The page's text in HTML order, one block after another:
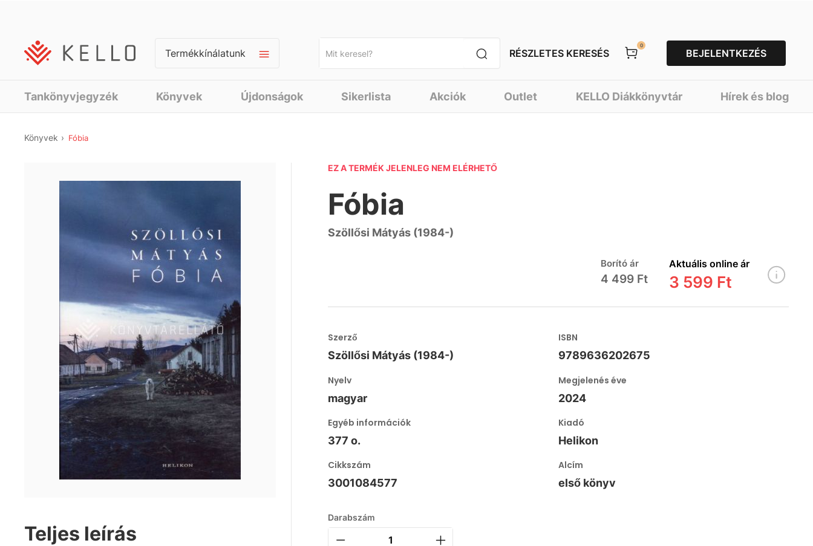
Termékkínálatunk RÉSZLETES KERESÉS
0
BEJELENTKEZÉS
Tankönyvjegyzék Könyvek Újdonságok Sikerlista Akciók Outlet KELLO Diákkönyvtár Hírek és blog
Könyvek Fóbia
Teljes leírás
EZ A TERMÉK JELENLEG NEM ELÉRHETŐ
Fóbia
Szöllősi Mátyás (1984-)
Borító ár
4 499 Ft
Aktuális online ár
3 599 Ft
Szerző
Szöllősi Mátyás (1984-)
ISBN
9789636202675
Nyelv
magyar
Megjelenés éve
2024
Egyéb információk
377 o.
Kiadó
Helikon
Cikkszám
3001084577
Alcím
első könyv
Darabszám